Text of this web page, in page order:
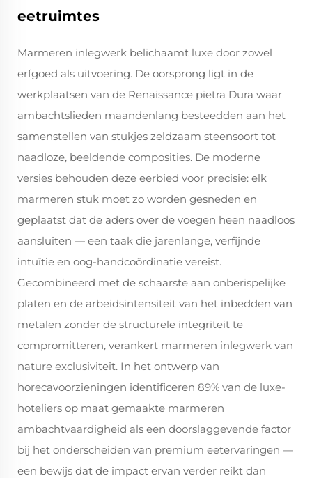
eetruimtes
Marmeren inlegwerk belichaamt luxe door zowel
erfgoed als uitvoering. De oorsprong ligt in de
werkplaatsen van de Renaissance pietra Dura waar
ambachtslieden maandenlang besteedden aan het
samenstellen van stukjes zeldzaam steensoort tot
naadloze, beeldende composities. De moderne
versies behouden deze eerbied voor precisie: elk
marmeren stuk moet zo worden gesneden en
geplaatst dat de aders over de voegen heen naadloos
aansluiten — een taak die jarenlange, verfijnde
intuïtie en oog-handcoördinatie vereist.
Gecombineerd met de schaarste aan onberispelijke
platen en de arbeidsintensiteit van het inbedden van
metalen zonder de structurele integriteit te
compromitteren, verankert marmeren inlegwerk van
nature exclusiviteit. In het ontwerp van
horecavoorzieningen identificeren 89% van de luxe-
hoteliers op maat gemaakte marmeren
ambachtvaardigheid als een doorslaggevende factor
bij het onderscheiden van premium eetervaringen —
een bewijs dat de impact ervan verder reikt dan